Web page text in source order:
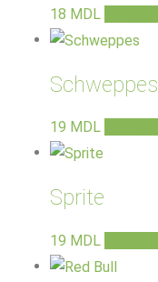
18 MDL
Schweppes
19 MDL
Sprite
19 MDL